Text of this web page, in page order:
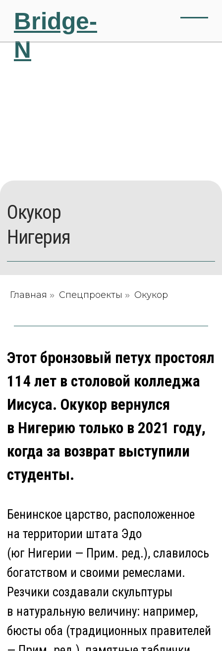
Bridge-
N
Главная » Спецпроекты » Окукор
Бенинское царство, расположенное
на территории штата Эдо
богатством и своими ремеслами.
Резчики создавали скульптуры
в натуральную величину: например,
бюсты оба (традиционных правителей
с сюжетами из истории. Скульптуры
королеве-матери, которую называли
«петухом, поющим во главе гарема».
Богатство Бенина основывалось
на торговле. В Португалию, в обмен на
оружие, Бенин поставлял рабов, перец
после отмены рабства, Британия
аннексировала земли вокруг Бенина.
Но Оба Овонрамвен Ногбайси
114 лет в столовой колледжа
Иисуса. Окукор вернулся